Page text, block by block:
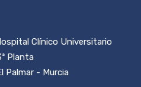
Clínico Universitario
Planta
Palmar - Murcia